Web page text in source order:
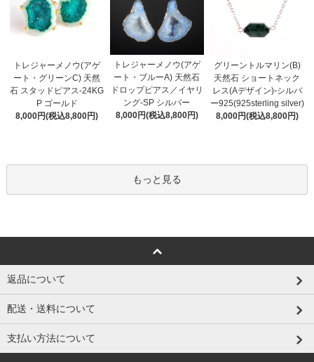
トレジャーメノウ(アゲ
ート・グリーンC) 天然
石 スタッドピアス-24KG
P ゴールド
8,000円(税込8,800円)
トレジャーメノウ(アゲ
ート・ブルーA) 天然石
ドロップピアス／イヤリ
ング-SP シルバー
8,000円(税込8,800円)
グリーントルマリン(B)
天然石 ショートネック
レス(Aデザイン)-シルバ
ー925(925sterling silver)
8,000円(税込8,800円)
もっと見る
返品について
配送・送料について
支払い方法について